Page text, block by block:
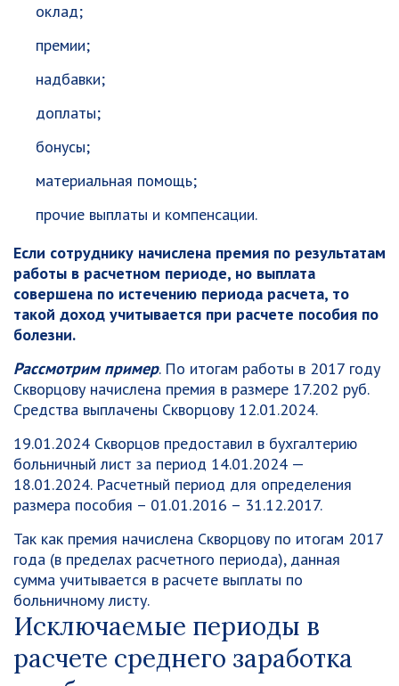
оклад;
премии;
надбавки;
доплаты;
бонусы;
материальная помощь;
прочие выплаты и компенсации.
Если сотруднику начислена премия по результатам
работы в расчетном периоде, но выплата
совершена по истечению периода расчета, то
такой доход учитывается при расчете пособия по
болезни.
Рассмотрим пример. По итогам работы в 2017 году
Скворцову начислена премия в размере 17.202 руб.
Средства выплачены Скворцову 12.01.2024.
19.01.2024 Скворцов предоставил в бухгалтерию
больничный лист за период 14.01.2024 —
18.01.2024. Расчетный период для определения
размера пособия – 01.01.2016 – 31.12.2017.
Так как премия начислена Скворцову по итогам 2017
года (в пределах расчетного периода), данная
сумма учитывается в расчете выплаты по
больничному листу.
Исключаемые периоды в
расчете среднего заработка